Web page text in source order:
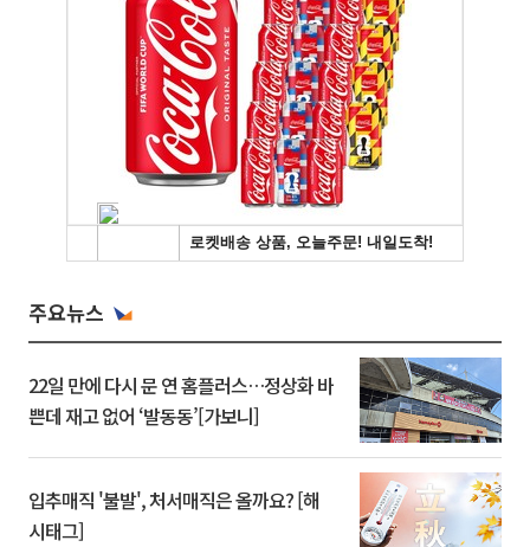
주요뉴스
22일 만에 다시 문 연 홈플러스…정상화 바
쁜데 재고 없어 ‘발동동’[가보니]
입추매직 '불발', 처서매직은 올까요? [해
시태그]